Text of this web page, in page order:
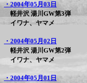
・2004年05月03日
軽井沢 湯川GW第3弾
イワナ、ヤマメ
・2004年05月02日
軽井沢 湯川GW第2弾
イワナ、ヤマメ
・2004年05月01日